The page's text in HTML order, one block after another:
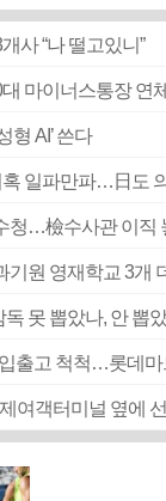
사 “나 떨고있니”
대 마이너스통장 연
형 AI’ 쓴다
청…檢수사관 이직
원 영재학교 3개
못 뽑았나, 안 뽑
출고 척척…롯데
여객터미널 옆에